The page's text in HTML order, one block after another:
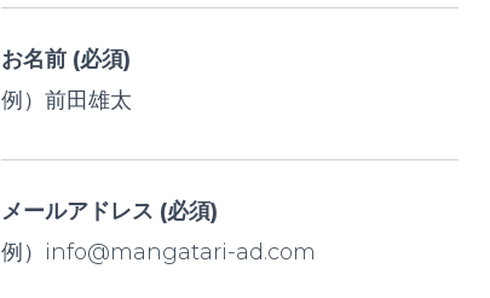
お名前 (必須)
例）前田雄太
メールアドレス (必須)
例）info@mangatari-ad.com